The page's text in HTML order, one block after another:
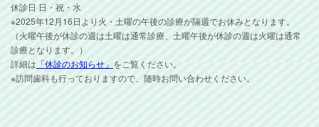
休診日 日・祝・水
※2025年12月16日より火・土曜の午後の診療が隔週でお休みとなります。
（火曜午後が休診の週は土曜は通常診療、土曜午後が休診の週は火曜は通常
診療となります。）
詳細は 「休診のお知らせ」 をご覧ください。
※訪問歯科も行っておりますので、随時お問い合わせください。